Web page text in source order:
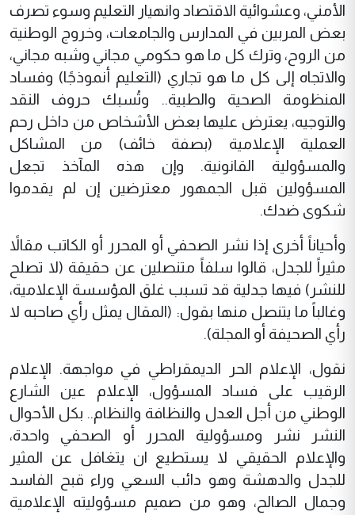
الأمني، وعشوائية الاقتصاد وانهيار التعليم وسوء تصرف
بعض المربين في المدارس والجامعات، وخروج الوطنية
من الروح، وترك كل ما هو حكومي مجاني وشبه مجاني،
والاتجاه إلى كل ما هو تجاري (التعليم أنموذجًا) وفساد
المنظومة الصحية والطبية.. وتُسبك حروف النقد
والتوجيه، يعترض عليها بعض الأشخاص من داخل رحم
العملية الإعلامية (بصفة خائف) من المشاكل
والمسؤولية القانونية. وإن هذه المآخذ تجعل
المسؤولين قبل الجمهور معترضين إن لم يقدموا
شكوى ضدك.
وأحياناً أخرى إذا نشر الصحفي أو المحرر أو الكاتب مقالاً
مثيراً للجدل، قالوا سلفاً متنصلين عن حقيقة (لا تصلح
للنشر) فيها جدلية قد تسبب غلق المؤسسة الإعلامية،
وغالباً ما يتنصل منها بقول: (المقال يمثل رأي صاحبه لا
رأي الصحيفة أو المجلة).
نقول، الإعلام الحر الديمقراطي في مواجهة. الإعلام
الرقيب على فساد المسؤول، الإعلام عين الشارع
الوطني من أجل العدل والنظافة والنظام.. بكل الأحوال
النشر نشر ومسؤولية المحرر أو الصحفي واحدة،
والإعلام الحقيقي لا يستطيع ان يتغافل عن المثير
للجدل والدهشة وهو دائب السعي وراء قبح الفاسد
وجمال الصالح، وهو من صميم مسؤوليته الإعلامية